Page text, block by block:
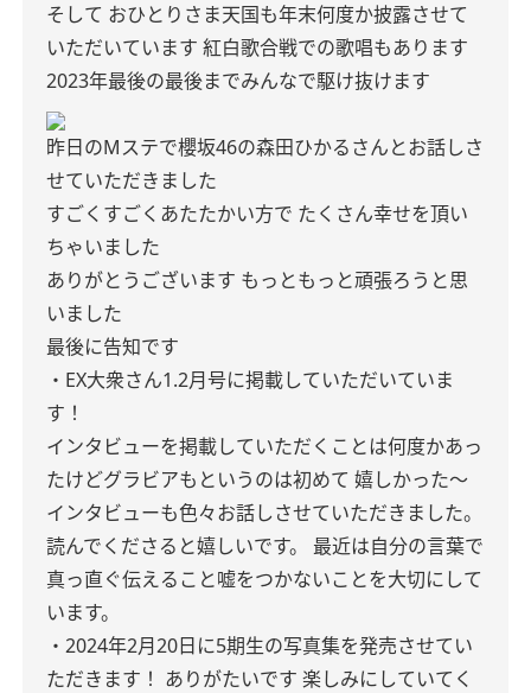
そして おひとりさま天国も年末何度か披露させて
いただいています 紅白歌合戦での歌唱もあります
2023年最後の最後までみんなで駆け抜けます
昨日のMステで櫻坂46の森田ひかるさんとお話しさ
せていただきました
すごくすごくあたたかい方で たくさん幸せを頂い
ちゃいました
ありがとうございます もっともっと頑張ろうと思
いました
最後に告知です
・EX大衆さん1.2月号に掲載していただいていま
す！
インタビューを掲載していただくことは何度かあっ
たけどグラビアもというのは初めて 嬉しかった〜
インタビューも色々お話しさせていただきました。
読んでくださると嬉しいです。
最近は自分の言葉で
真っ直ぐ伝えること嘘をつかないことを大切にして
います。
・2024年2月20日に5期生の写真集を発売させてい
ただきます！ ありがたいです 楽しみにしていてく